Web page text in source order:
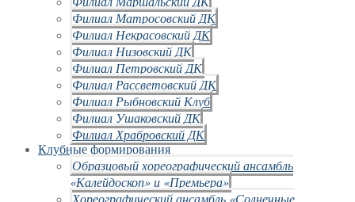
Филиал Матросовский ДК
Филиал Некрасовский ДК
Филиал Низовский ДК
Филиал Петровский ДК
Филиал Рассветовский ДК
Филиал Рыбновский Клуб
Филиал Ушаковский ДК
Филиал Храбровский ДК
Клубные формирования
Образцовый хореографический ансамбль
«Калейдоскоп» и «Премьера»